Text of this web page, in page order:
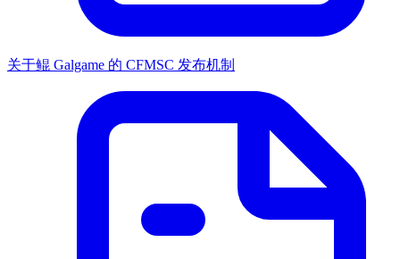
关于鲲 Galgame 的 CFMSC 发布机制